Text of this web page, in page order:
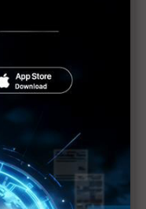
定調 PQC與
局PQC 然地緣政
注AI資安搶市